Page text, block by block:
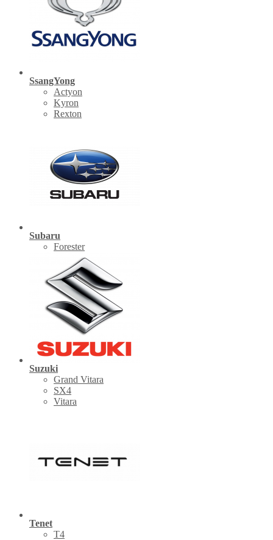
SsangYong
Actyon
Kyron
Rexton
Subaru
Forester
Suzuki
Grand Vitara
SX4
Vitara
Tenet
Т4